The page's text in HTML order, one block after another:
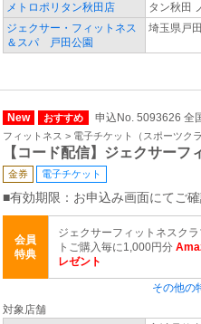
メトロポリタン秋田店
タン秋田
ジェクサー・フィットネス
＆スパ 戸田公園
埼玉県戸
New おすすめ 申込No. 5093626 全
フィットネス > 電子チケット（スポーツクラ
【コード配信】ジェクサーフ
金券 電子チケット
■有効期限：お申込み画面にてご確
会員
特典
ジェクサーフィットネスク
トご購入毎に1,000円分
レゼント
その他の
対象店舗